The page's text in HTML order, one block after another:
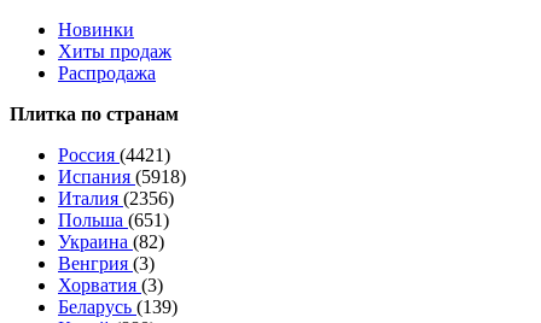
Новинки
Хиты продаж
Распродажа
Плитка по странам
Россия (4421)
Испания (5918)
Италия (2356)
Польша (651)
Украина (82)
Венгрия (3)
Хорватия (3)
Беларусь (139)